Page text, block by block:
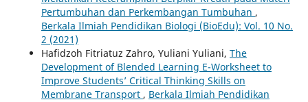
Pertumbuhan dan Perkembangan Tumbuhan ,
Berkala Ilmiah Pendidikan Biologi (BioEdu): Vol. 10 No.
2 (2021)
Hafidzoh Fitriatuz Zahro, Yuliani Yuliani, The
Development of Blended Learning E-Worksheet to
Improve Students’ Critical Thinking Skills on
Membrane Transport , Berkala Ilmiah Pendidikan